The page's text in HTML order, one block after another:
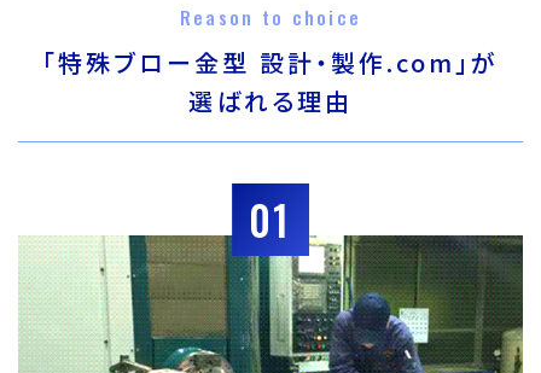
Reason to choice
「特殊ブロー金型 設計・製作.com」が
選ばれる理由
01